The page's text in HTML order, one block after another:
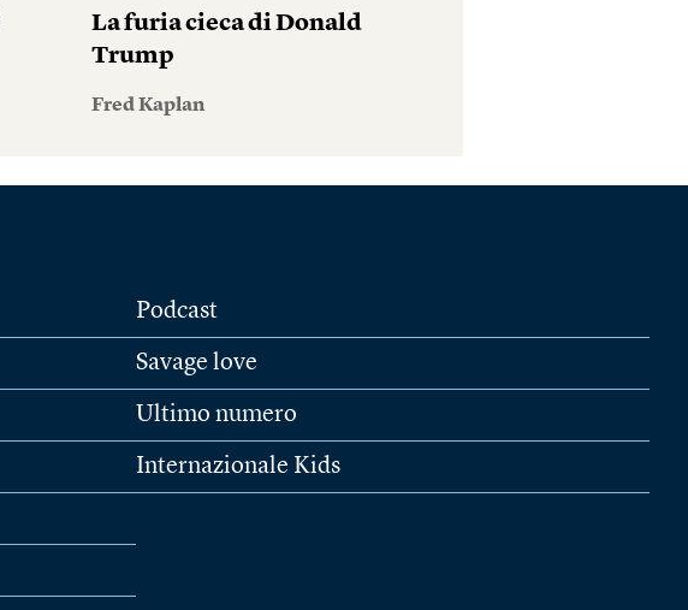
La furia cieca di Donald
Trump
Fred Kaplan
Podcast
Savage love
Ultimo numero
Internazionale Kids